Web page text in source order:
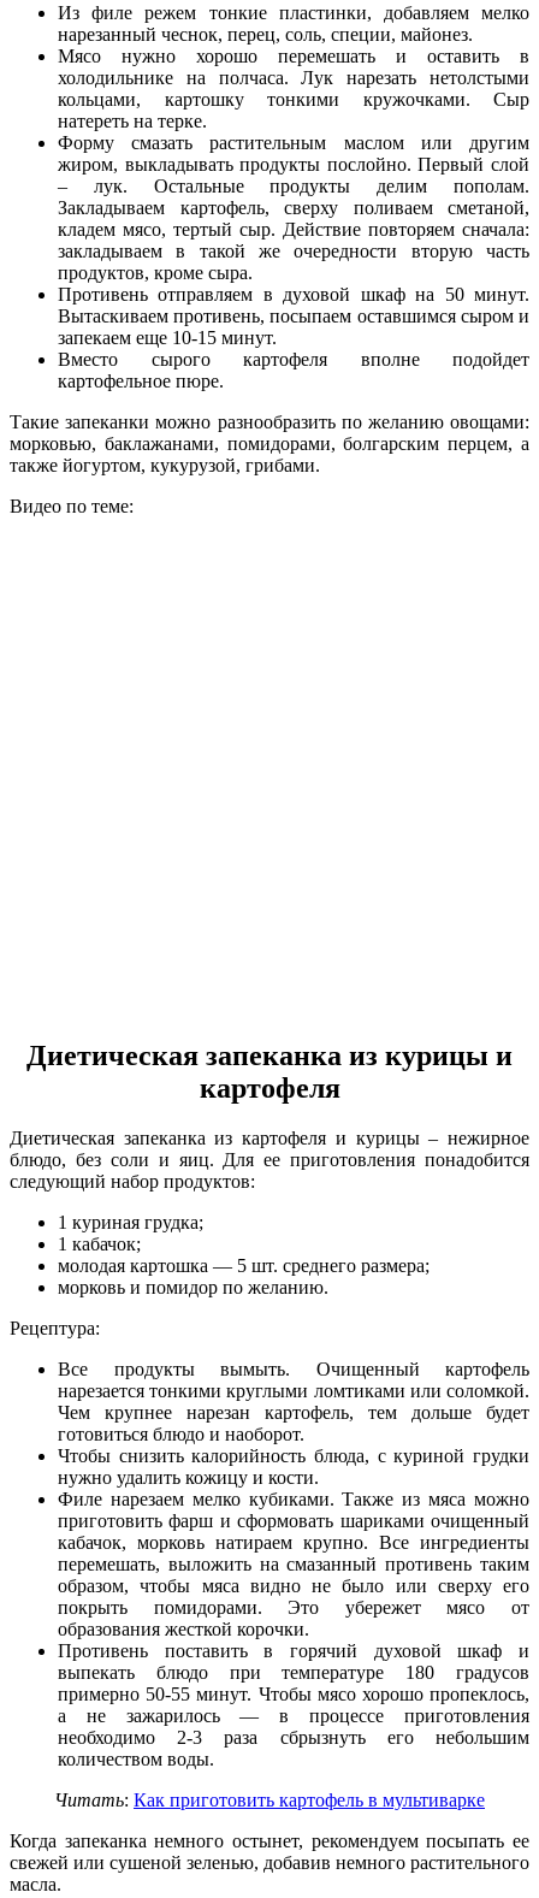
Из филе режем тонкие пластинки, добавляем мелко
нарезанный чеснок, перец, соль, специи, майонез.
Мясо нужно хорошо перемешать и оставить в
холодильнике на полчаса. Лук нарезать нетолстыми
кольцами, картошку тонкими кружочками. Сыр
натереть на терке.
Форму смазать растительным маслом или другим
жиром, выкладывать продукты послойно. Первый слой
– лук. Остальные продукты делим пополам.
Закладываем картофель, сверху поливаем сметаной,
кладем мясо, тертый сыр. Действие повторяем сначала:
закладываем в такой же очередности вторую часть
продуктов, кроме сыра.
Противень отправляем в духовой шкаф на 50 минут.
Вытаскиваем противень, посыпаем оставшимся сыром и
запекаем еще 10-15 минут.
Вместо сырого картофеля вполне подойдет
картофельное пюре.
Такие запеканки можно разнообразить по желанию овощами:
морковью, баклажанами, помидорами, болгарским перцем, а
также йогуртом, кукурузой, грибами.
Видео по теме:
Диетическая запеканка из курицы и
картофеля
Диетическая запеканка из картофеля и курицы – нежирное
блюдо, без соли и яиц. Для ее приготовления понадобится
следующий набор продуктов:
1 куриная грудка;
1 кабачок;
молодая картошка — 5 шт. среднего размера;
морковь и помидор по желанию.
Рецептура:
Все продукты вымыть. Очищенный картофель
нарезается тонкими круглыми ломтиками или соломкой.
Чем крупнее нарезан картофель, тем дольше будет
готовиться блюдо и наоборот.
Чтобы снизить калорийность блюда, с куриной грудки
нужно удалить кожицу и кости.
Филе нарезаем мелко кубиками. Также из мяса можно
приготовить фарш и сформовать шариками очищенный
кабачок, морковь натираем крупно. Все ингредиенты
перемешать, выложить на смазанный противень таким
образом, чтобы мяса видно не было или сверху его
покрыть помидорами. Это убережет мясо от
образования жесткой корочки.
Противень поставить в горячий духовой шкаф и
выпекать блюдо при температуре 180 градусов
примерно 50-55 минут. Чтобы мясо хорошо пропеклось,
а не зажарилось — в процессе приготовления
необходимо 2-3 раза сбрызнуть его небольшим
количеством воды.
Читать: Как приготовить картофель в мультиварке
Когда запеканка немного остынет, рекомендуем посыпать ее
свежей или сушеной зеленью, добавив немного растительного
масла.